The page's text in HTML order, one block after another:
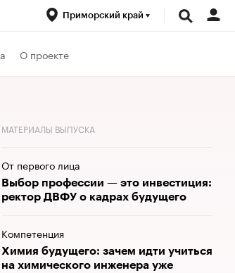
Приморский край
О проекте
МАТЕРИАЛЫ ВЫПУСКА
От первого лица
Выбор профессии — это инвестиция:
ректор ДВФУ о кадрах будущего
Компетенция
Химия будущего: зачем идти учиться
на химического инженера уже